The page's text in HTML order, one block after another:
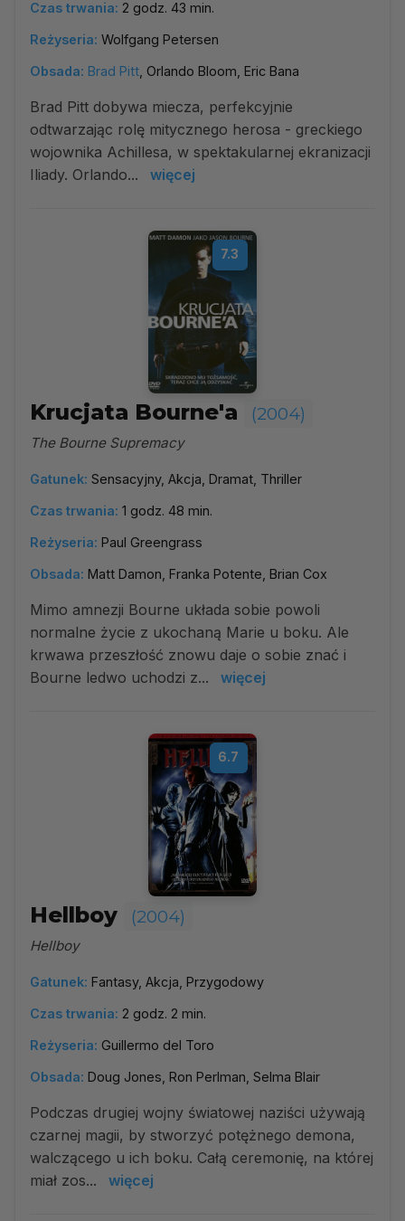
Czas trwania: 2 godz. 43 min.
Reżyseria: Wolfgang Petersen
Obsada: Brad Pitt , Orlando Bloom, Eric Bana
Brad Pitt dobywa miecza, perfekcyjnie
odtwarzając rolę mitycznego herosa - greckiego
wojownika Achillesa, w spektakularnej ekranizacji
Iliady. Orlando...
więcej
7.3
Krucjata Bourne'a (2004)
The Bourne Supremacy
Gatunek: Sensacyjny, Akcja, Dramat, Thriller
Czas trwania: 1 godz. 48 min.
Reżyseria: Paul Greengrass
Obsada: Matt Damon, Franka Potente, Brian Cox
Mimo amnezji Bourne układa sobie powoli
normalne życie z ukochaną Marie u boku. Ale
krwawa przeszłość znowu daje o sobie znać i
Bourne ledwo uchodzi z...
więcej
6.7
Hellboy (2004)
Hellboy
Gatunek: Fantasy, Akcja, Przygodowy
Czas trwania: 2 godz. 2 min.
Reżyseria: Guillermo del Toro
Obsada: Doug Jones, Ron Perlman, Selma Blair
Podczas drugiej wojny światowej naziści używają
czarnej magii, by stworzyć potężnego demona,
walczącego u ich boku. Całą ceremonię, na której
miał zos...
więcej